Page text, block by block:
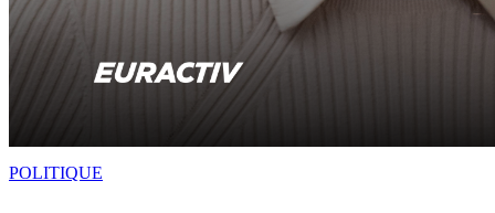
POLITIQUE